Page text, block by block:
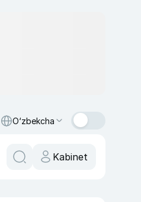
O‘zbekcha
Kabinet